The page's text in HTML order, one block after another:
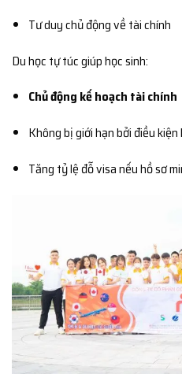
Tư duy chủ động về tài chính
Du học tự túc giúp học sinh:
Chủ động kế hoạch tài chính
Không bị giới hạn bởi điều
Tăng tỷ lệ đỗ visa nếu hồ sơ